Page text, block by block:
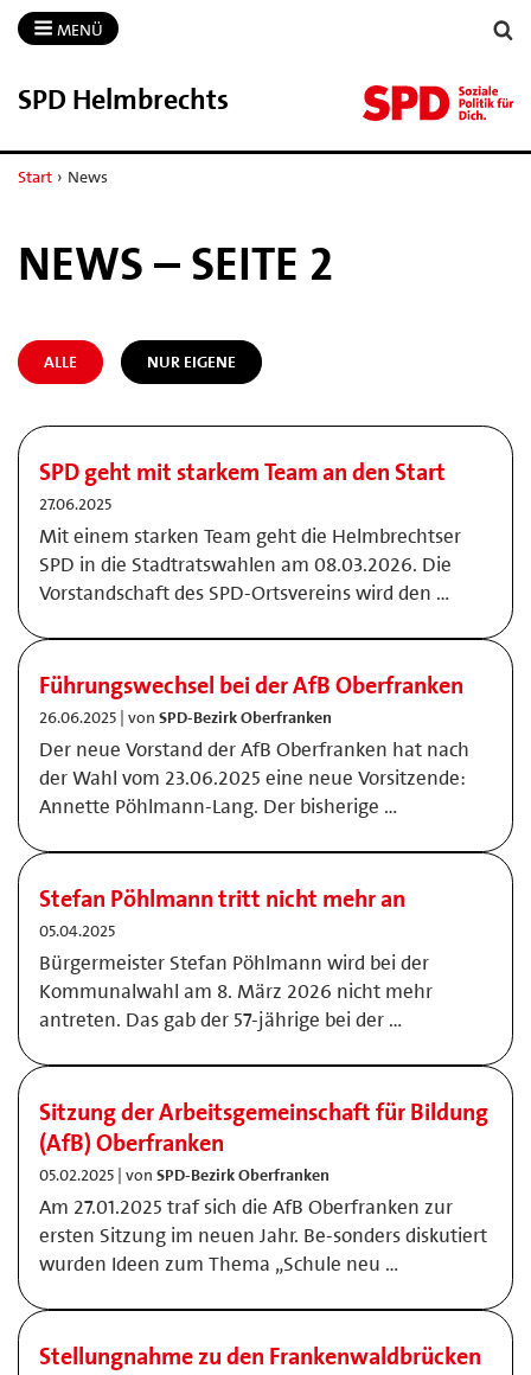
MENÜ
SPD Helmbrechts
Start › News
NEWS – SEITE 2
ALLE NUR EIGENE
SPD geht mit starkem Team an den Start
27.06.2025
Mit einem starken Team geht die Helmbrechtser
SPD in die Stadtratswahlen am 08.03.2026. Die
Vorstandschaft des SPD-Ortsvereins wird den …
Führungswechsel bei der AfB Oberfranken
26.06.2025 | von SPD-Bezirk Oberfranken
Der neue Vorstand der AfB Oberfranken hat nach
der Wahl vom 23.06.2025 eine neue Vorsitzende:
Annette Pöhlmann-Lang. Der bisherige …
Stefan Pöhlmann tritt nicht mehr an
05.04.2025
Bürgermeister Stefan Pöhlmann wird bei der
Kommunalwahl am 8. März 2026 nicht mehr
antreten. Das gab der 57-jährige bei der …
Sitzung der Arbeitsgemeinschaft für Bildung
(AfB) Oberfranken
05.02.2025 | von SPD-Bezirk Oberfranken
Am 27.01.2025 traf sich die AfB Oberfranken zur
ersten Sitzung im neuen Jahr. Be-sonders diskutiert
wurden Ideen zum Thema „Schule neu …
Stellungnahme zu den Frankenwaldbrücken